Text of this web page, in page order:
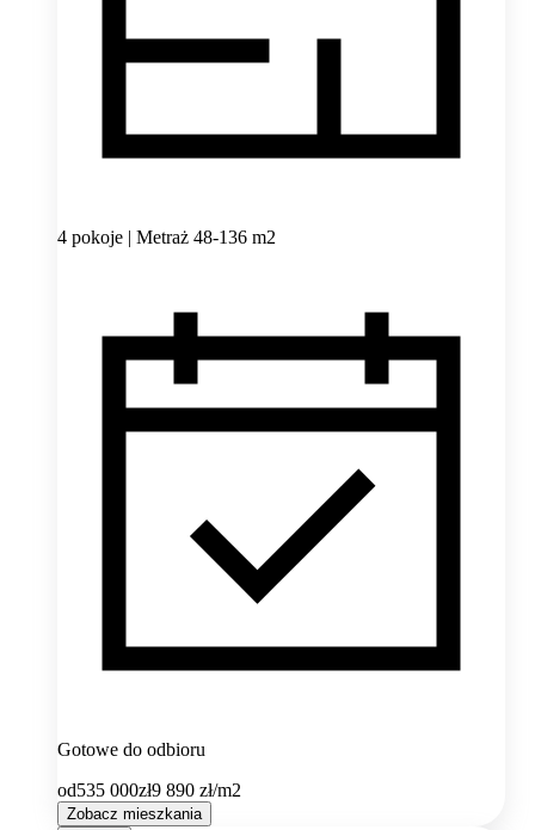
4 pokoje | Metraż 48-136 m2
Gotowe do odbioru
od535 000zł9 890 zł/m2
Zobacz mieszkania